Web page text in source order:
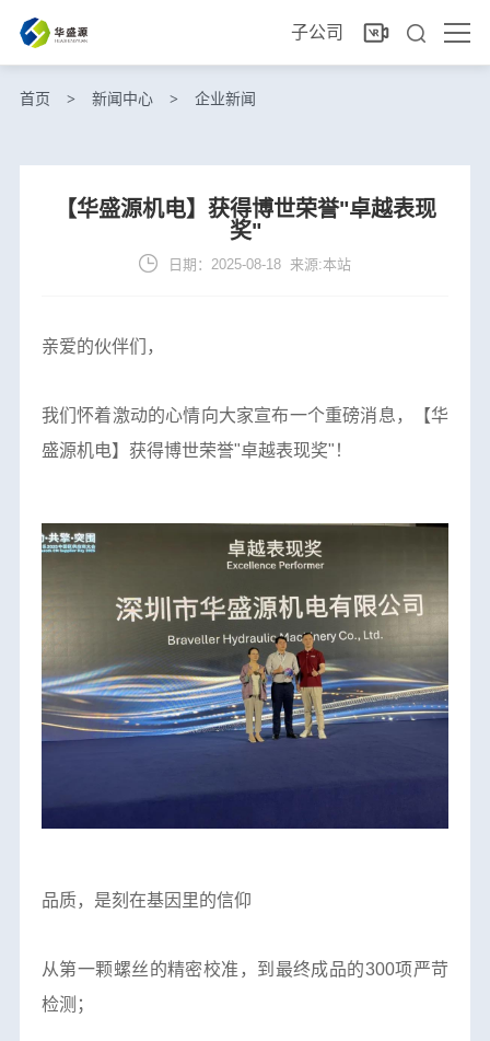
子公司
首页 > 新闻中心 > 企业新闻
【华盛源机电】获得博世荣誉"卓越表现
奖"
日期：2025-08-18 来源:本站
亲爱的伙伴们，
我们怀着激动的心情向大家宣布一个重磅消息，【华
盛源机电】获得博世荣誉"卓越表现奖"！
品质，是刻在基因里的信仰
从第一颗螺丝的精密校准，到最终成品的300项严苛
检测；